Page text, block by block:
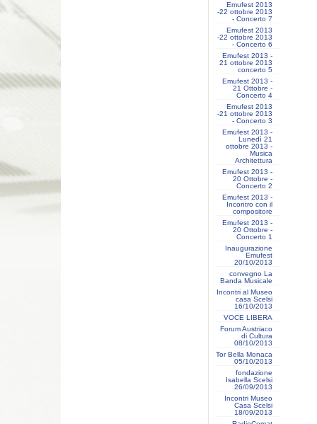
Emufest 2013
-22 ottobre 2013
- Concerto 7
Emufest 2013
-22 ottobre 2013
- Concerto 6
Emufest 2013 -
21 ottobre 2013
concerto 5
Emufest 2013 -
21 Ottobre -
Concerto 4
Emufest 2013
-21 ottobre 2013
- Concerto 3
Emufest 2013 -
Lunedì 21
ottobre 2013 -
Musica
Architettura
Emufest 2013 -
20 Ottobre -
Concerto 2
Emufest 2013 -
Incontro con il
compositore
Emufest 2013 -
20 Ottobre -
Concerto 1
Inaugurazione
Emufest
20/10/2013
convegno La
Banda Musicale
Incontri al Museo
casa Scelsi
16/10/2013
VOCE LIBERA
Forum Austriaco
di Cultura
08/10/2013
Tor Bella Monaca
05/10/2013
fondazione
Isabella Scelsi
26/09/2013
Incontri Museo
Casa Scelsi
18/09/2013